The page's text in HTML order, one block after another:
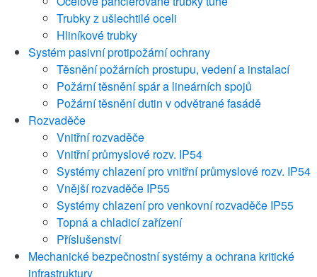
Trubky z ušlechtilé oceli
Hliníkové trubky
Systém pasivní protipožární ochrany
Těsnění požárních prostupu, vedení a instalací
Požární těsnění spár a lineárních spojů
Požární těsnění dutin v odvětrané fasádě
Rozvaděče
Vnitřní rozvaděče
Vnitřní průmyslové rozv. IP54
Systémy chlazení pro vnitřní průmyslové rozv. IP54
Vnější rozvaděče IP55
Systémy chlazení pro venkovní rozvaděče IP55
Topná a chladicí zařízení
Příslušenství
Mechanické bezpečnostní systémy a ochrana kritické
infrastruktury